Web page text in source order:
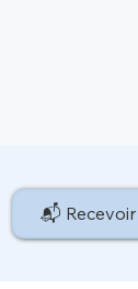
📬 Recevoir